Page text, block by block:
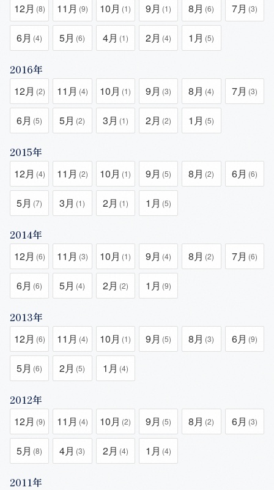
12月 (8) 11月 (9) 10月 (1) 9月 (1) 8月 (6) 7月 (3)
6月 (4) 5月 (6) 4月 (1) 2月 (4) 1月 (5)
2016年
12月 (2) 11月 (4) 10月 (1) 9月 (3) 8月 (4) 7月 (3)
6月 (5) 5月 (2) 3月 (1) 2月 (2) 1月 (5)
2015年
12月 (4) 11月 (2) 10月 (1) 9月 (5) 8月 (2) 6月 (6)
5月 (7) 3月 (1) 2月 (1) 1月 (5)
2014年
12月 (6) 11月 (3) 10月 (1) 9月 (4) 8月 (2) 7月 (6)
6月 (6) 5月 (4) 2月 (2) 1月 (9)
2013年
12月 (6) 11月 (4) 10月 (1) 9月 (5) 8月 (3) 6月 (9)
5月 (6) 2月 (5) 1月 (4)
2012年
12月 (9) 11月 (4) 10月 (2) 9月 (5) 8月 (2) 6月 (3)
5月 (8) 4月 (3) 2月 (4) 1月 (4)
2011年